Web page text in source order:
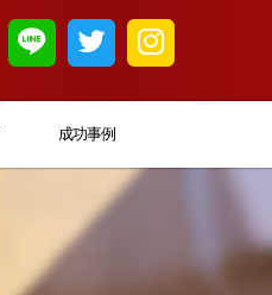
成功事例